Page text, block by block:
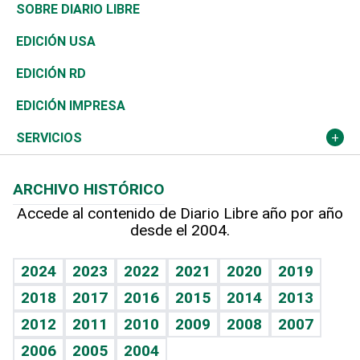
José Boquete
Reportajes
Asia
África
Ocenanía
Caribe
Resto del mundo
Consumo
Vivienda
Telecom.
Global y variable
Economía personal
Belleza
Buena Vida
Sociales
Novedades
Podcast Arte Libre
Hablando con el pediatra
Vida y familia
Eñe
Celebrando la vida
Golf
Ciclismo
Tenis
Olimpismo
Más deportes
TBT Deportivo
De buena tinta
En Directo
El Espía
Noticiero Poteleche
Columnistas
Más firmas
Clima
Tecnología
Historia
Martes de tecnología
Cambio climático
Mundo
Economía
Revista
Deportes
Opinión
Hecho en casa
Guía del dinero
SOBRE DIARIO LIBRE
EDICIÓN USA
EDICIÓN RD
EDICIÓN IMPRESA
SERVICIOS
Cumpleaños
Horóscopos
Crucigramas
ARCHIVO HISTÓRICO
Accede al contenido de Diario Libre año por año
desde el 2004.
2024 2023 2022 2021 2020
2019
2018
2017 2016 2015 2014
2013
2012
2011 2010 2009 2008
2007
2006
2005 2004